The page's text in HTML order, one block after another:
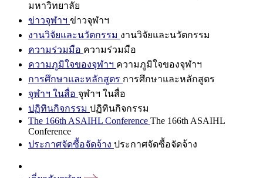
มหาวิทยาลัย
ข่าวจุฬาฯ ข่าวจุฬาฯ
งานวิจัยและนวัตกรรม งานวิจัยและนวัตกรรม
ความร่วมมือ ความร่วมมือ
ความภูมิใจของจุฬาฯ ความภูมิใจของจุฬาฯ
การศึกษาและหลักสูตร การศึกษาและหลักสูตร
จุฬาฯ ในสื่อ จุฬาฯ ในสื่อ
ปฏิทินกิจกรรม ปฏิทินกิจกรรม
The 166th ASAIHL Conference The 166th ASAIHL
Conference
ประกาศจัดซื้อจัดจ้าง ประกาศจัดซื้อจัดจ้าง